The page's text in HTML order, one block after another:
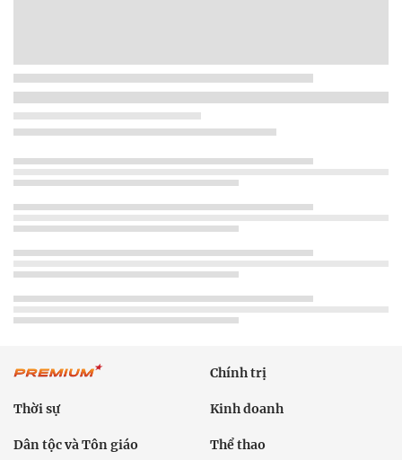
Chính trị
Thời sự Kinh doanh
Dân tộc và Tôn giáo Thể thao